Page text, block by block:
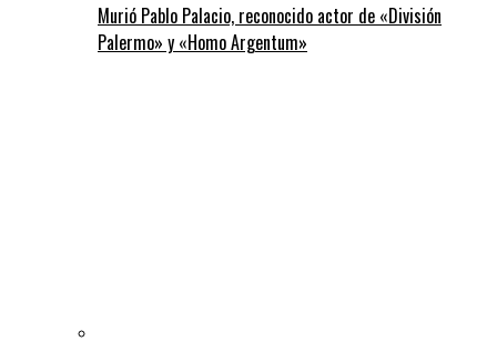
Murió Pablo Palacio, reconocido actor de «División
Palermo» y «Homo Argentum»